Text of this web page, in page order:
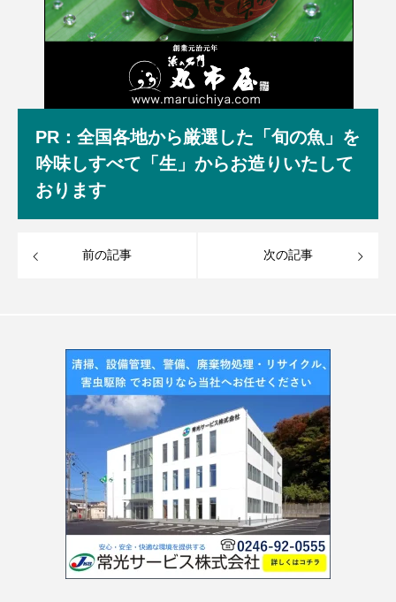
PR：全国各地から厳選した「旬の魚」を
吟味しすべて「生」からお造りいたして
おります
前の記事 次の記事